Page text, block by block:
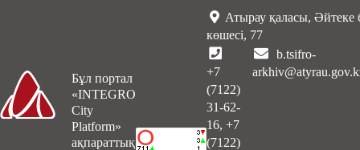
Бұл портал
«INTEGRO
City
Platform»
ақпараттық
Атырау қаласы, Әйтеке
көшесі, 77
+7
(7122)
31-62-
16, +7
(7122)
b.tsifro-